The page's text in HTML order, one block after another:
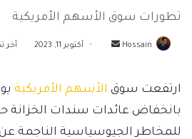
تطورات سوق الأسهم الأمريكية
Hossain
أرسل
أكتوبر 11, 2023 آخر
ارتفعت سوق الأسهم الأمريكية
بانخفاض عائدات سندات الخزانة
للمخاطر الجيوسياسية الناجمة